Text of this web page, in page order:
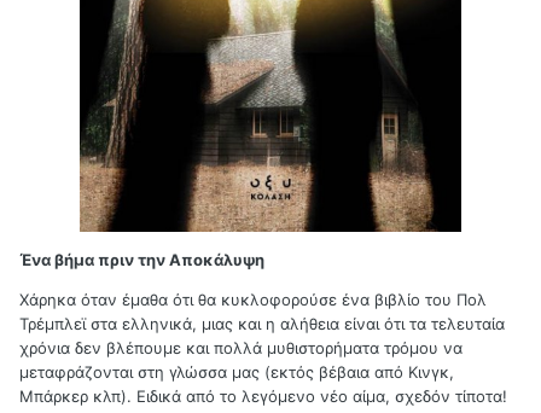
Ένα βήμα πριν την Αποκάλυψη
Χάρηκα όταν έμαθα ότι θα κυκλοφορούσε ένα βιβλίο του Πολ
Τρέμπλεϊ στα ελληνικά, μιας και η αλήθεια είναι ότι τα τελευταία
χρόνια δεν βλέπουμε και πολλά μυθιστορήματα τρόμου να
μεταφράζονται στη γλώσσα μας (εκτός βέβαια από Κινγκ,
Μπάρκερ κλπ). Ειδικά από το λεγόμενο νέο αίμα, σχεδόν τίποτα!